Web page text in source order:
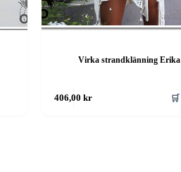
Virka strandklänning Erika
406,00kr 🛒